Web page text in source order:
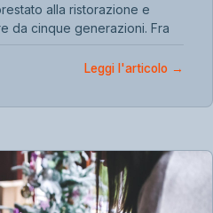
alla ristorazione e
da cinque generazioni. Fra
Leggi l'articolo →